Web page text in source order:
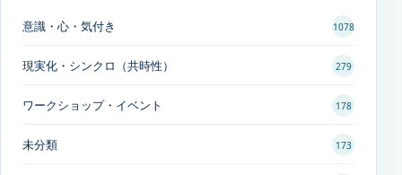
意識・心・気付き 1078
現実化・シンクロ（共時性） 279
ワークショップ・イベント 178
未分類 173